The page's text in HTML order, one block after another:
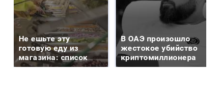
Не ешьте эту
готовую еду из
магазина: список
В ОАЭ произошло
жестокое убийство
криптомиллионера